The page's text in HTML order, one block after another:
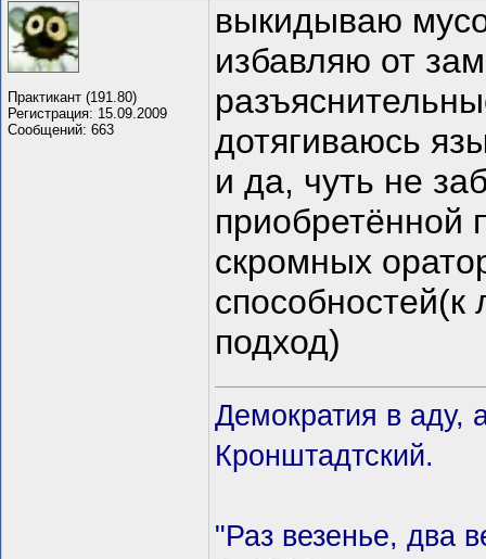
Практикант (191.80)
Регистрация: 15.09.2009
Сообщений: 663
выкидываю
избавляю от
дотягиваюсь
и да, чуть не
приобретённой
скромных
подход)
Демократия в аду,
Кронштадтский.
"Раз везенье, два